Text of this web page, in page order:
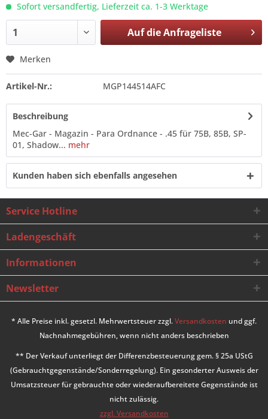
Sofort versandfertig, Lieferzeit ca. 1-3 Werktage
Auf dieAnfrageliste
Merken
Artikel-Nr.: MGP144514AFC
Beschreibung
Mec-Gar - Magazin - Para Ordnance - .45 für 75B, 85B, SP-
01, Shadow... mehr
Kunden haben sich ebenfalls angesehen
Service Hotline
Ladengeschäft
Informationen
Newsletter
* Alle Preise inkl. gesetzl. Mehrwertsteuer zzgl.Versandkosten und ggf.
Nachnahmegebühren, wenn nicht anders beschrieben
** Der Verkauf unterliegt der Differenzbesteuerung gem. § 25a UStG
(Gebrauchtgegenstände/Sonderregelung). Ein gesonderter Ausweis der
Umsatzsteuer für gebrauchte oder wiederaufbereitete Gegenstände ist
nicht zulässig.
zzgl. Versandkosten